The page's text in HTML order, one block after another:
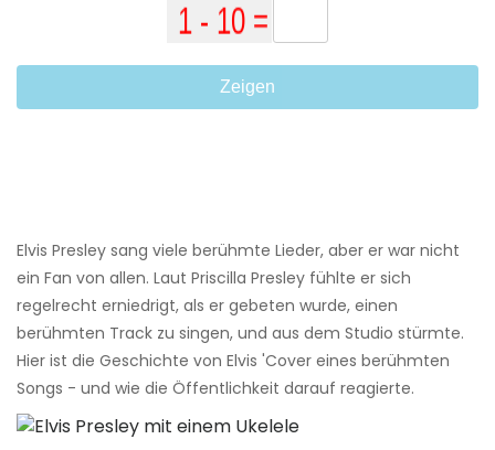
Zeigen
Elvis Presley sang viele berühmte Lieder, aber er war nicht
ein Fan von allen. Laut Priscilla Presley fühlte er sich
regelrecht erniedrigt, als er gebeten wurde, einen
berühmten Track zu singen, und aus dem Studio stürmte.
Hier ist die Geschichte von Elvis 'Cover eines berühmten
Songs - und wie die Öffentlichkeit darauf reagierte.